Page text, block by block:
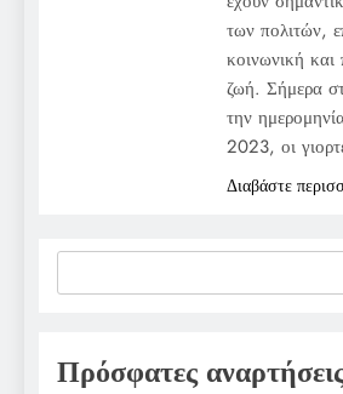
των πολιτών,
κοινωνική και
ζωή. Σήμερα
την
2023, οι
Διαβάστε
Πρόσφατες